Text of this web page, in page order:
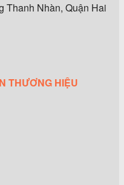
Thanh Nhàn, Quận Hai
THƯƠNG HIỆU